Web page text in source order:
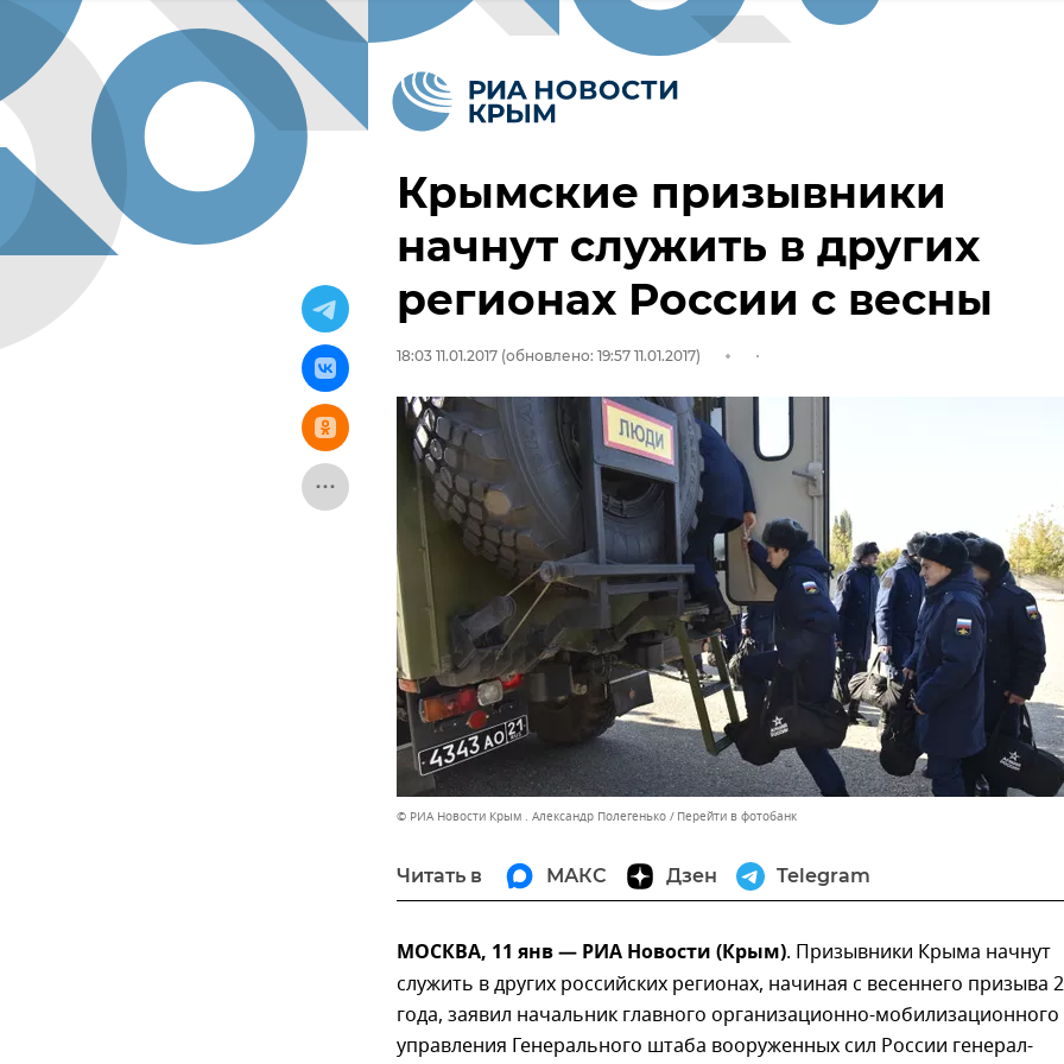
Крымские призывники
начнут служить в других
регионах России с весны
18:03 11.01.2017 (обновлено: 19:57 11.01.2017)
© РИА Новости Крым . Александр Полегенько Перейти в фотобанк
Читать в МАКС Дзен Telegram
МОСКВА, 11 янв — РИА Новости (Крым). Призывники Крыма начнут
служить в других российских регионах, начиная с весеннего призыва
года, заявил начальник главного организационно-мобилизационного
управления Генерального штаба вооруженных сил России генерал-